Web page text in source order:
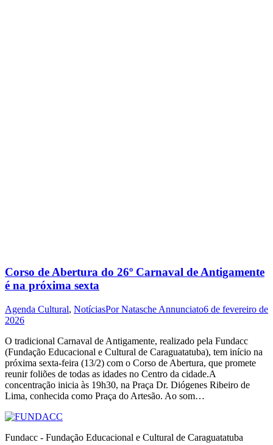
Corso de Abertura do 26º Carnaval de Antigamente
é na próxima sexta
Agenda Cultural, NotíciasPorNatasche Annunciato6 de fevereiro de
2026
O tradicional Carnaval de Antigamente, realizado pela Fundacc
(Fundação Educacional e Cultural de Caraguatatuba), tem início na
próxima sexta-feira (13/2) com o Corso de Abertura, que promete
reunir foliões de todas as idades no Centro da cidade.A
concentração inicia às 19h30, na Praça Dr. Diógenes Ribeiro de
Lima, conhecida como Praça do Artesão. Ao som…
Fundacc - Fundação Educacional e Cultural de Caraguatatuba